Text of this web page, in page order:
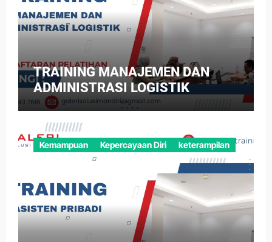
TRAINING MANAJEMEN DAN
ADMINISTRASI LOGISTIK
Kemampuan Kepercayaan Diri keterampilan